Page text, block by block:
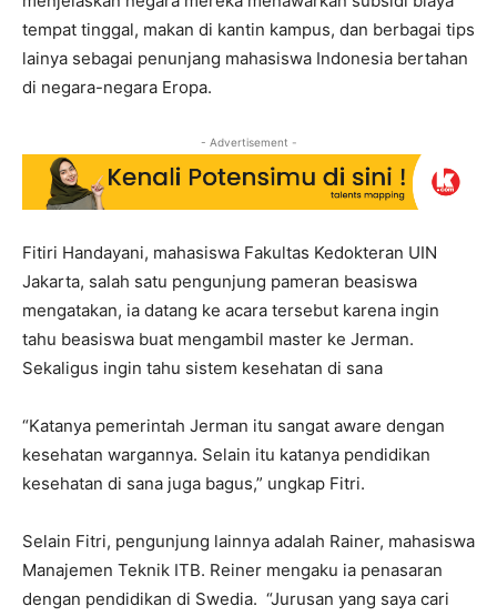
tempat tinggal, makan di kantin kampus, dan berbagai tips
lainya sebagai penunjang mahasiswa Indonesia bertahan
di negara-negara Eropa.
- Advertisement -
Fitiri Handayani, mahasiswa Fakultas Kedokteran UIN
Jakarta, salah satu pengunjung pameran beasiswa
mengatakan, ia datang ke acara tersebut karena ingin
tahu beasiswa buat mengambil master ke Jerman.
Sekaligus ingin tahu sistem kesehatan di sana
“Katanya pemerintah Jerman itu sangat aware dengan
kesehatan wargannya. Selain itu katanya pendidikan
kesehatan di sana juga bagus,” ungkap Fitri.
Selain Fitri, pengunjung lainnya adalah Rainer, mahasiswa
Manajemen Teknik ITB. Reiner mengaku ia penasaran
dengan pendidikan di Swedia. “Jurusan yang saya cari